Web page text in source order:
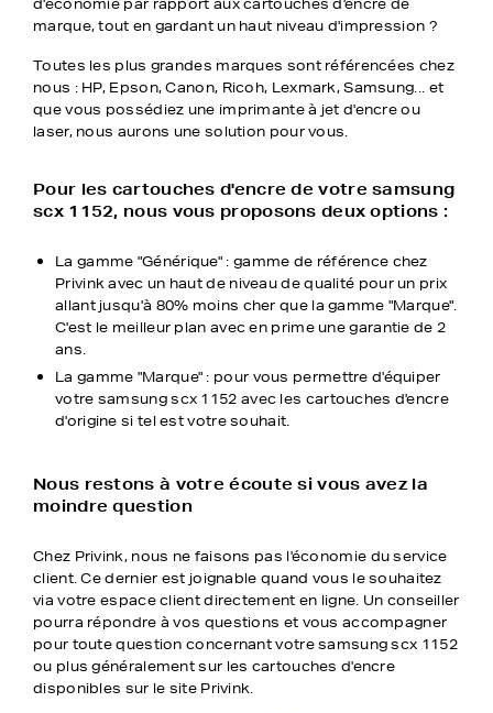
d'économie par rapport aux cartouches d'encre de
marque, tout en gardant un haut niveau d'impression ?
Toutes les plus grandes marques sont référencées chez
nous : HP, Epson, Canon, Ricoh, Lexmark, Samsung... et
que vous possédiez une imprimante à jet d'encre ou
laser, nous aurons une solution pour vous.
Pour les cartouches d'encre de votre samsung
scx 1152, nous vous proposons deux options :
La gamme "Générique" : gamme de référence chez
Privink avec un haut de niveau de qualité pour un prix
allant jusqu'à 80% moins cher que la gamme "Marque".
C'est le meilleur plan avec en prime une garantie de 2
ans.
La gamme "Marque" : pour vous permettre d'équiper
votre samsung scx 1152 avec les cartouches d'encre
d'origine si tel est votre souhait.
Nous restons à votre écoute si vous avez la
moindre question
Chez Privink, nous ne faisons pas l'économie du service
client. Ce dernier est joignable quand vous le souhaitez
via votre espace client directement en ligne. Un conseiller
pourra répondre à vos questions et vous accompagner
pour toute question concernant votre samsung scx 1152
ou plus généralement sur les cartouches d'encre
disponibles sur le site Privink.